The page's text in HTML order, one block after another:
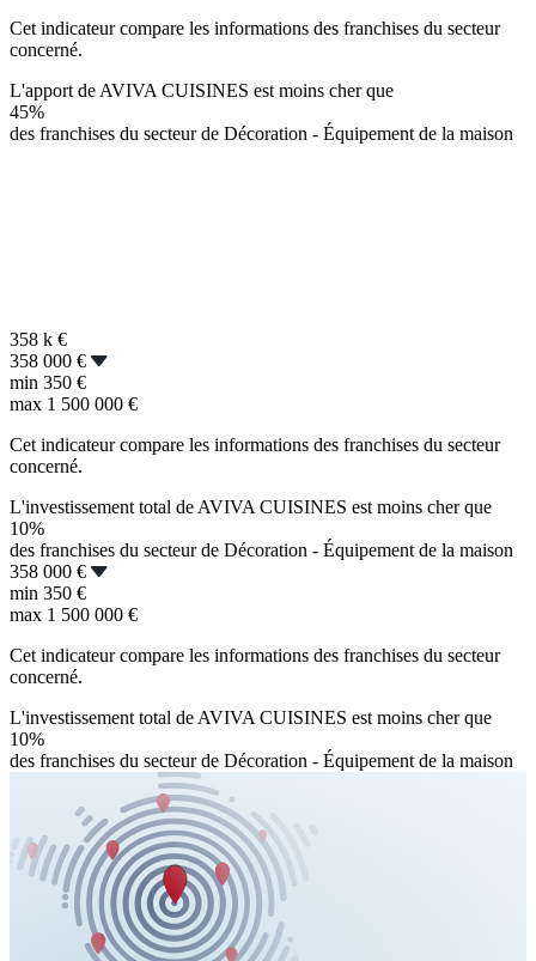
Cet indicateur compare les informations des franchises du secteur
concerné.
L'apport de AVIVA CUISINES est moins cher que
45%
des franchises du secteur de Décoration - Équipement de la maison
358 k €
358 000 €
min 350 €
max 1 500 000 €
Cet indicateur compare les informations des franchises du secteur
concerné.
L'investissement total de AVIVA CUISINES est moins cher que
10%
des franchises du secteur de Décoration - Équipement de la maison
358 000 €
min 350 €
max 1 500 000 €
Cet indicateur compare les informations des franchises du secteur
concerné.
L'investissement total de AVIVA CUISINES est moins cher que
10%
des franchises du secteur de Décoration - Équipement de la maison